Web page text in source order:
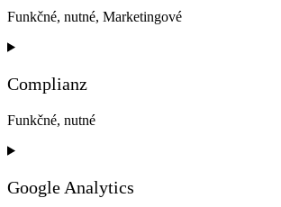
Funkčné, nutné, Marketingové
Consent
service
google-
recaptcha
Complianz
Funkčné, nutné
Consent
service
complianz
Google Analytics